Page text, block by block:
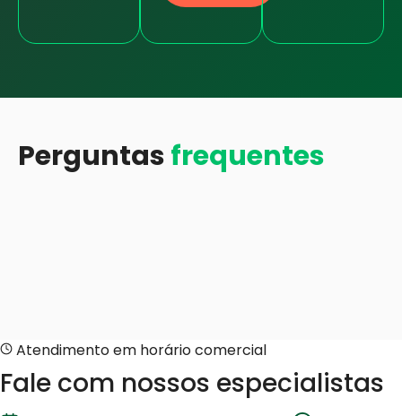
Perguntasfrequentes
Atendimento em horário comercial
Fale com nossos especialistas